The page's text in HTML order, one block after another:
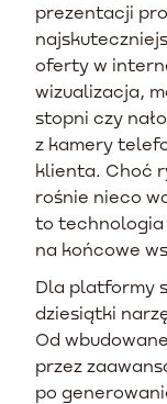
prezentacji
oferty w
wizualizacja,
stopni czy
z kamery
klienta. Choć
rośnie nieco
to technologia
na końcowe
Dla platformy
dziesiątki
Od
przez
po